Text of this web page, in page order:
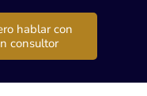
hablar con
consultor